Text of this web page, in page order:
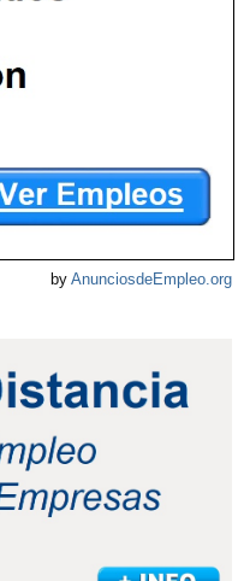
by AnunciosdeEmpleo.org